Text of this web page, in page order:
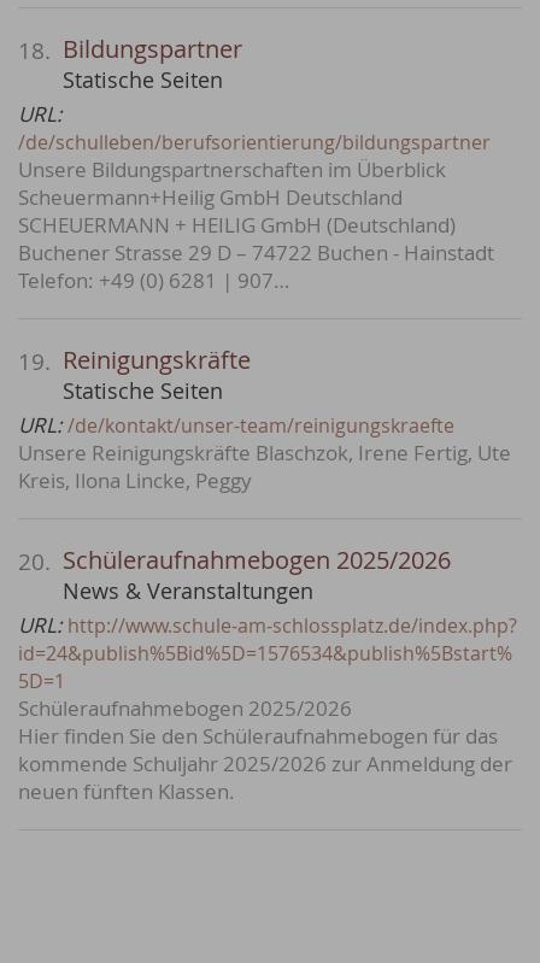
18. Bildungspartner
Statische Seiten
URL:
/de/schulleben/berufsorientierung/bildungspartner
Unsere Bildungspartnerschaften im Überblick
Scheuermann+Heilig GmbH Deutschland
SCHEUERMANN + HEILIG GmbH (Deutschland)
Buchener Strasse 29 D – 74722 Buchen - Hainstadt
Telefon: +49 (0) 6281 | 907…
19. Reinigungskräfte
Statische Seiten
URL:/de/kontakt/unser-team/reinigungskraefte
Unsere Reinigungskräfte Blaschzok, Irene Fertig, Ute
Kreis, Ilona Lincke, Peggy
20. Schüleraufnahmebogen 2025/2026
News & Veranstaltungen
URL: http://www.schule-am-schlossplatz.de/index.php?
id=24&publish%5Bid%5D=1576534&publish%5Bstart%
5D=1
Schüleraufnahmebogen 2025/2026
Hier finden Sie den Schüleraufnahmebogen für das
kommende Schuljahr 2025/2026 zur Anmeldung der
neuen fünften Klassen.